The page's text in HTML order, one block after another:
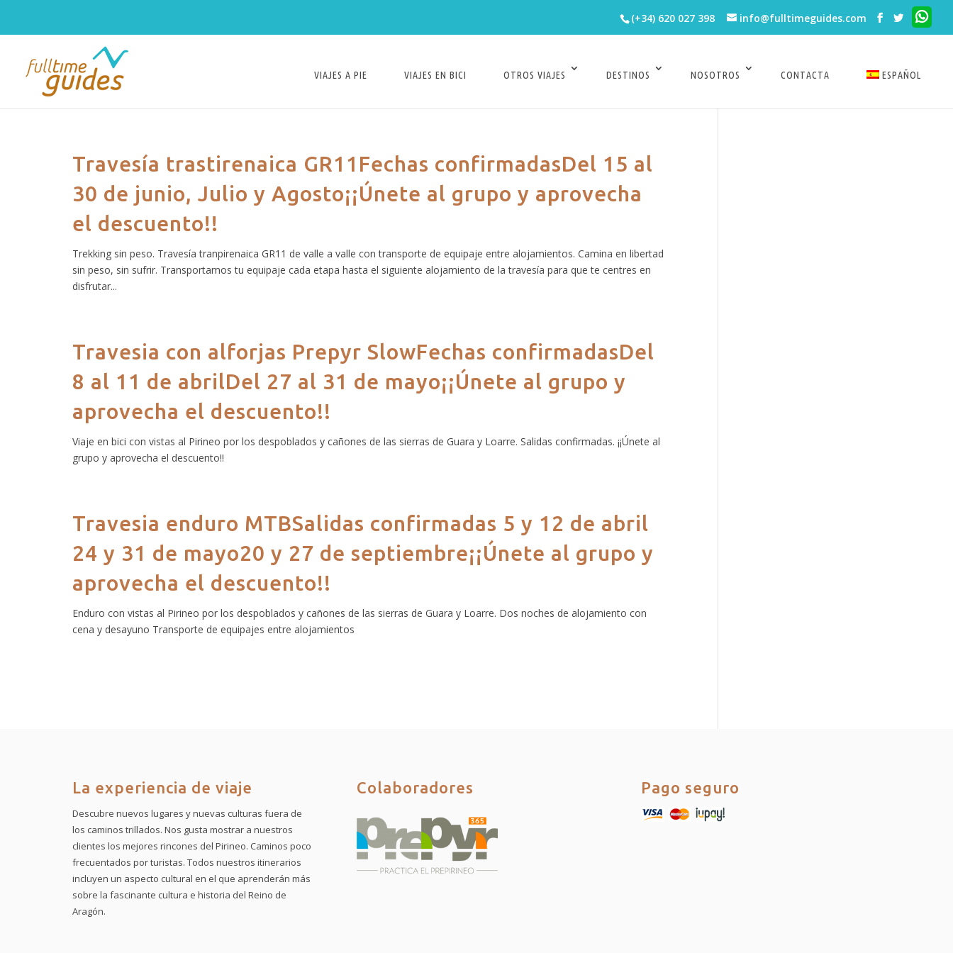
(+34) 620 027 398 info@fulltimeguides.com
VIAJES A PIE VIAJES EN BICI OTROS VIAJES DESTINOS NOSOTROS CONTACTA ESPAÑOL
Travesía trastirenaica GR11Fechas confirmadasDel 15 al
30 de junio, Julio y Agosto¡¡Únete al grupo y aprovecha
el descuento!!
Trekking sin peso. Travesía tranpirenaica GR11 de valle a valle con transporte de equipaje entre alojamientos. Camina en libertad
sin peso, sin sufrir. Transportamos tu equipaje cada etapa hasta el siguiente alojamiento de la travesía para que te centres en
disfrutar...
Travesia con alforjas Prepyr SlowFechas confirmadasDel
8 al 11 de abrilDel 27 al 31 de mayo¡¡Únete al grupo y
aprovecha el descuento!!
Viaje en bici con vistas al Pirineo por los despoblados y cañones de las sierras de Guara y Loarre. Salidas confirmadas. ¡¡Únete al
grupo y aprovecha el descuento!!
Travesia enduro MTBSalidas confirmadas 5 y 12 de abril
24 y 31 de mayo20 y 27 de septiembre¡¡Únete al grupo y
aprovecha el descuento!!
Enduro con vistas al Pirineo por los despoblados y cañones de las sierras de Guara y Loarre. Dos noches de alojamiento con
cena y desayuno ​Transporte de equipajes entre alojamientos
La experiencia de viaje
Descubre nuevos lugares y nuevas culturas fuera de
los caminos trillados. Nos gusta mostrar a nuestros
clientes los mejores rincones del Pirineo. Caminos poco
frecuentados por turistas. Todos nuestros itinerarios
incluyen un aspecto cultural en el que aprenderán más
sobre la fascinante cultura e historia del Reino de
Aragón.
Colaboradores Pago seguro